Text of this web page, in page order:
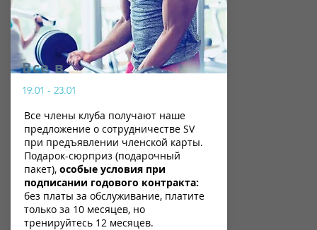
Все в
19.01 - 23.01
Все члены клуба получают наше
предложение о сотрудничестве SV
при предъявлении членской карты.
Подарок-сюрприз (подарочный
пакет), особые условия при
подписании годового контракта:
без платы за обслуживание, платите
только за 10 месяцев, но
тренируйтесь 12 месяцев.